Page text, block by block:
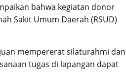
bahwa kegiatan donor
Sakit Umum Daerah (RSUD)
mempererat silaturahmi dan
tugas di lapangan dapat